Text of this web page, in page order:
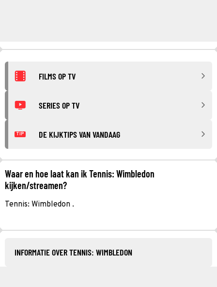
FILMS OP TV
SERIES OP TV
TIP DE KIJKTIPS VAN VANDAAG
Waar en hoe laat kan ik Tennis: Wimbledon
kijken/streamen?
Tennis: Wimbledon .
INFORMATIE OVER TENNIS: WIMBLEDON